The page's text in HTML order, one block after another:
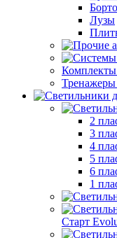
Лузы
Комплекты
2
3
4
5
6
1
Старт